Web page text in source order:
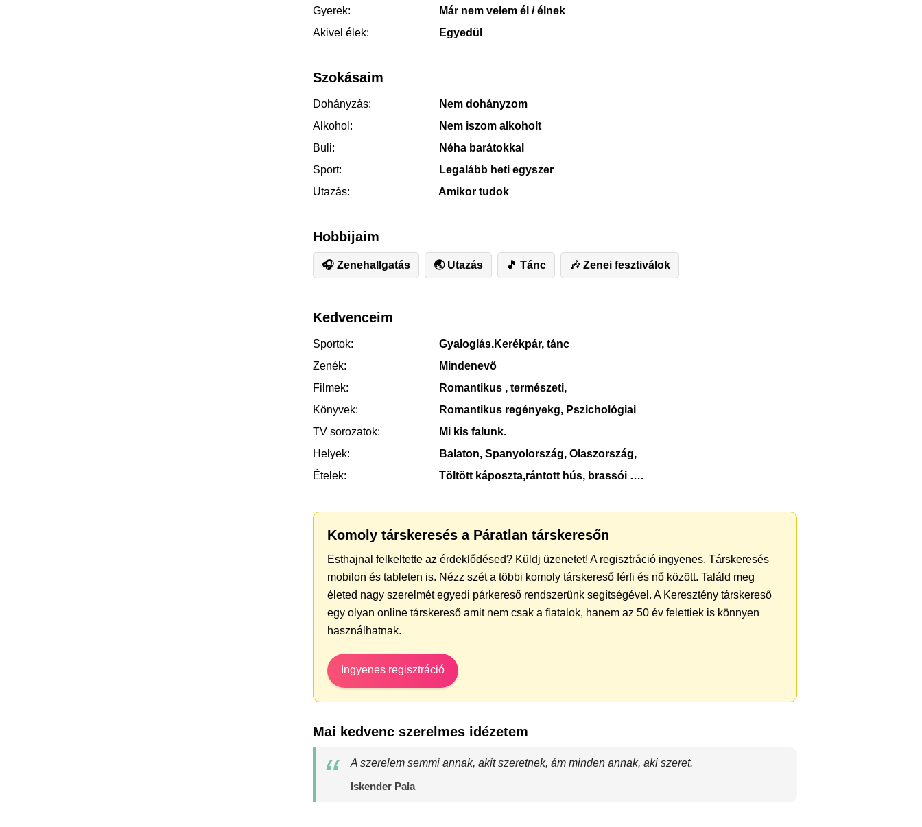
Gyerek:
Már nem velem él / élnek
Akivel élek:
Egyedül
Szokásaim
Dohányzás:
Nem dohányzom
Alkohol:
Nem iszom alkoholt
Buli:
Néha barátokkal
Sport:
Legalább heti egyszer
Utazás:
Amikor tudok
Hobbijaim
🎧 Zenehallgatás 🌏 Utazás 🎵 Tánc 🎶 Zenei fesztiválok
Kedvenceim
Sportok:
Gyaloglás.Kerékpár, tánc
Zenék:
Mindenevő
Filmek:
Romantikus , természeti,
Könyvek:
Romantikus regényekg, Pszichológiai
TV sorozatok:
Mi kis falunk.
Helyek:
Balaton, Spanyolország, Olaszország,
Ételek:
Töltött káposzta,rántott hús, brassói ….
Komoly társkeresés a Páratlan társkeresőn
Esthajnal felkeltette az érdeklődésed? Küldj üzenetet! A regisztráció ingyenes. Társkeresés
mobilon és tableten is. Nézz szét a többi komoly társkereső férfi és nő között. Találd meg
életed nagy szerelmét egyedi párkereső rendszerünk segítségével. A Keresztény társkereső
egy olyan online társkereső amit nem csak a fiatalok, hanem az 50 év felettiek is könnyen
használhatnak.
Ingyenes regisztráció
Mai kedvenc szerelmes idézetem
A szerelem semmi annak, akit szeretnek, ám minden annak, aki szeret.
Iskender Pala